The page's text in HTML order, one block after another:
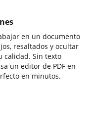
en un documento
resaltados y ocultar
calidad. Sin texto
un editor de PDF en
en minutos.